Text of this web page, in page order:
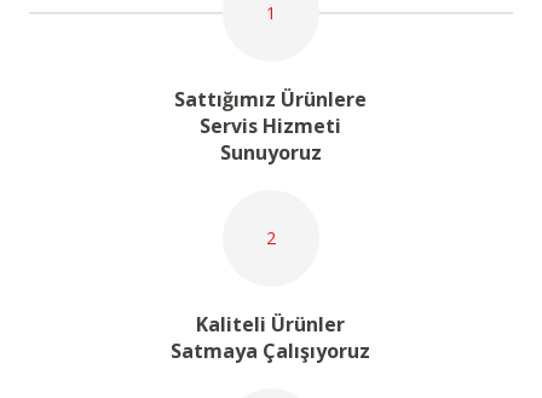
1
Sattığımız Ürünlere
Servis Hizmeti
Sunuyoruz
2
Kaliteli Ürünler
Satmaya Çalışıyoruz